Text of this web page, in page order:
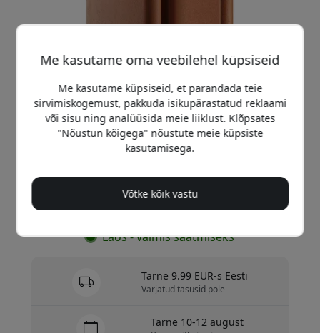
Soovitatav hind
29.99 EUR
Osta nüüd
Laos - valmis saatmiseks
Tarne 9.99 EUR-s Eesti
Varjatud tasusid pole
Tarne 10-12 august
Me kasutame oma veebilehel küpsiseid
Me kasutame küpsiseid, et parandada teie
sirvimiskogemust, pakkuda isikupärastatud reklaami
või sisu ning analüüsida meie liiklust. Klõpsates
"Nõustun kõigega" nõustute meie küpsiste
kasutamisega.
Võtke kõik vastu